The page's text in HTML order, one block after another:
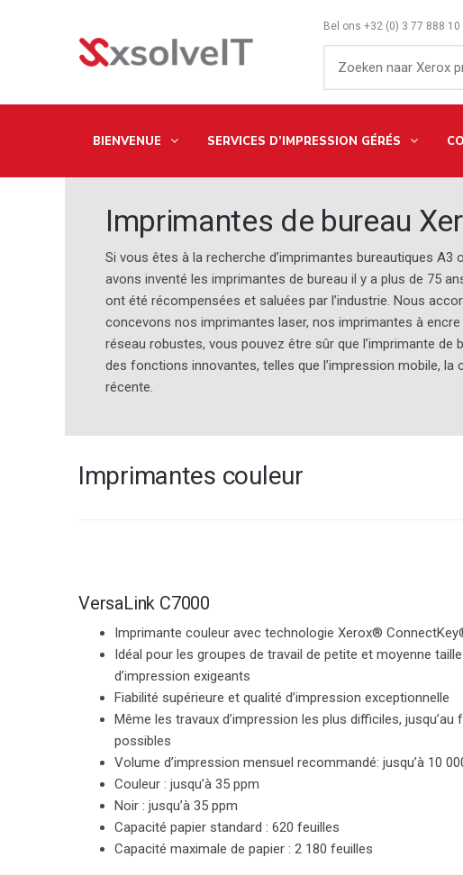
Bel ons +32 (0) 3 77 888 10
BIENVENUE SERVICES D’IMPRESSION GÉRÉS
Imprimantes de bureau
Si vous êtes à la recherche d’imprimantes bureautiques
avons inventé les imprimantes de bureau il y a plus de 75
ont été récompensées et saluées par l’industrie. Nous
concevons nos imprimantes laser, nos imprimantes à
réseau robustes, vous pouvez être sûr que l’imprimante de
des fonctions innovantes, telles que l’impression mobile,
récente.
Imprimantes couleur
VersaLink C7000
Imprimante couleur avec technologie Xerox®
Idéal pour les groupes de travail de petite et moyenne
d’impression exigeants
Fiabilité supérieure et qualité d’impression exceptionnelle
Même les travaux d’impression les plus difficiles,
possibles
Volume d’impression mensuel recommandé: jusqu’à 10
Couleur : jusqu’à 35 ppm
Noir : jusqu’à 35 ppm
Capacité papier standard : 620 feuilles
Capacité maximale de papier : 2 180 feuilles